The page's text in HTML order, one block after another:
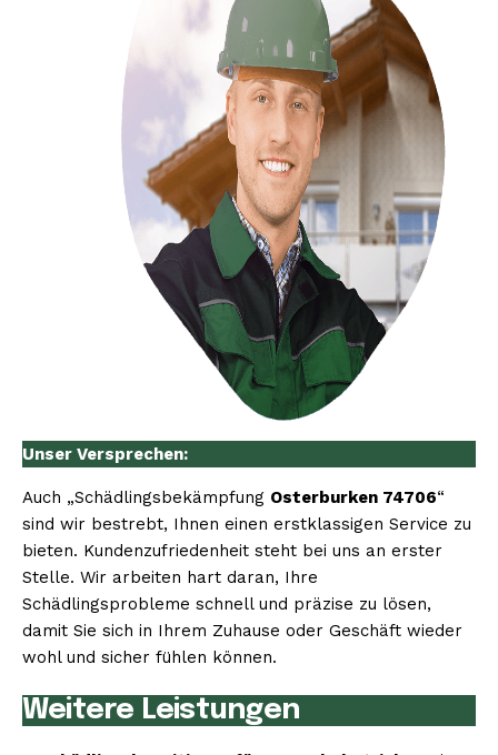
Unser Versprechen:
Auch „Schädlingsbekämpfung Osterburken 74706“
sind wir bestrebt, Ihnen einen erstklassigen Service zu
bieten. Kundenzufriedenheit steht bei uns an erster
Stelle. Wir arbeiten hart daran, Ihre
Schädlingsprobleme schnell und präzise zu lösen,
damit Sie sich in Ihrem Zuhause oder Geschäft wieder
wohl und sicher fühlen können.
Weitere Leistungen